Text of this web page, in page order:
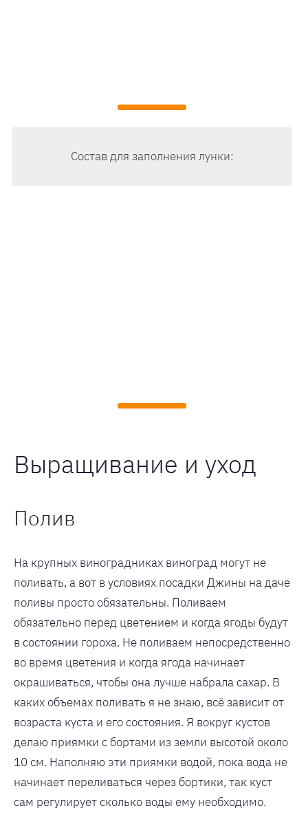
Состав для заполнения лунки:
Выращивание и уход
Полив
На крупных виноградниках виноград могут не
поливать, а вот в условиях посадки Джины на даче
поливы просто обязательны. Поливаем
обязательно перед цветением и когда ягоды будут
в состоянии гороха. Не поливаем непосредственно
во время цветения и когда ягода начинает
окрашиваться, чтобы она лучше набрала сахар. В
каких объемах поливать я не знаю, всё зависит от
возраста куста и его состояния. Я вокруг кустов
делаю приямки с бортами из земли высотой около
10 см. Наполняю эти приямки водой, пока вода не
начинает переливаться через бортики, так куст
сам регулирует сколько воды ему необходимо.